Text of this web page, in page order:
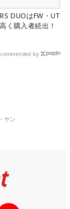
DUOはFW・UT
く購入者続出！
by
ヤン